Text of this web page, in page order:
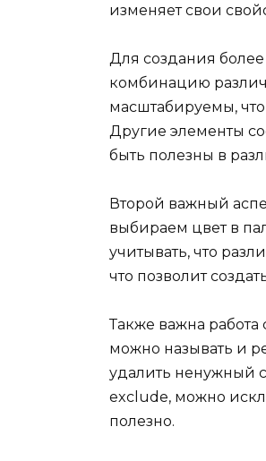
изменяет свои
Для создания
комбинацию
масштабируемы,
Другие элементы
быть полезны в
Второй важный
выбираем цвет в
учитывать, что
что позволит
Также важна
можно называть и
удалить ненужный
exclude, можно
полезно.